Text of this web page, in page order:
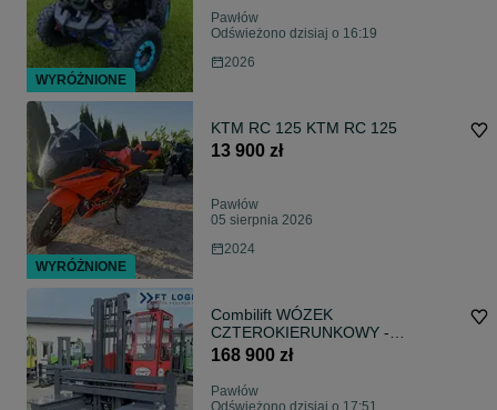
Pawłów
Odświeżono dzisiaj o 16:19
2026
KTM RC 125 KTM RC 125
13 900 zł
Pawłów
05 sierpnia 2026
2024
Combilift WÓZEK
CZTEROKIERUNKOWY -
WIELOKIERUNKOWY |
DUPLEX 4050MM | SZEROKI
POZYCJONER WIDEŁ | STAN
168 900 zł
Pawłów
WYRÓŻNIONE
WYRÓŻNIONE